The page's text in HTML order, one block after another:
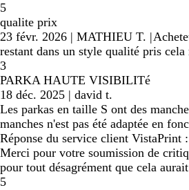
5
qualite prix
23 févr. 2026 | MATHIEU T. |
restant dans un style qualité pris
3
PARKA HAUTE VISIBILITé
18 déc. 2025 | david t.
Les parkas en taille S ont des
manches n'est pas été adaptée en
Réponse du service client VistaPrint :
Merci pour votre soumission de
pour tout désagrément que cela
5